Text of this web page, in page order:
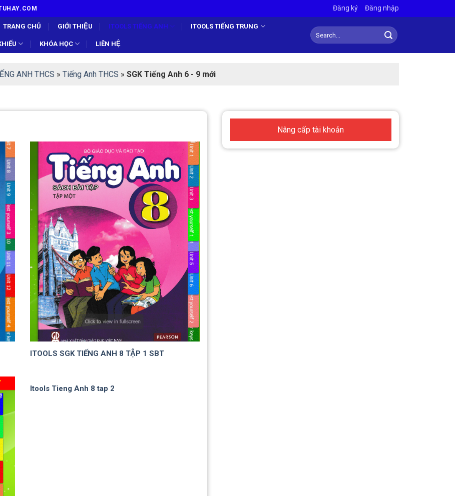
Đăng ký Đăng nhập
TRANG CHỦ GIỚI THIỆU ITOOLS TIẾNG ANH ITOOLS TIẾNG TRUNG
KHÓA HỌC LIÊN HỆ
ANH THCS » Tiếng Anh THCS » SGK Tiếng Anh 6 - 9 mới
ITOOLS SGK TIẾNG ANH 8 TẬP 1 SBT
Itools Tieng Anh 8 tap 2
Nâng cấp tài khoản